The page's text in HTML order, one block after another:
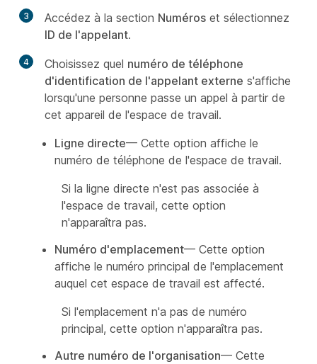
3 Accédez à la section Numéros et sélectionnez
ID de l'appelant.
4 Choisissez quel numéro de téléphone
d'identification de l'appelant externe s'affiche
lorsqu'une personne passe un appel à partir de
cet appareil de l'espace de travail.
Ligne directe— Cette option affiche le
numéro de téléphone de l'espace de travail.
Si la ligne directe n'est pas associée à
l'espace de travail, cette option
n'apparaîtra pas.
Numéro d'emplacement— Cette option
affiche le numéro principal de l'emplacement
auquel cet espace de travail est affecté.
Si l'emplacement n'a pas de numéro
principal, cette option n'apparaîtra pas.
Autre numéro de l'organisation— Cette